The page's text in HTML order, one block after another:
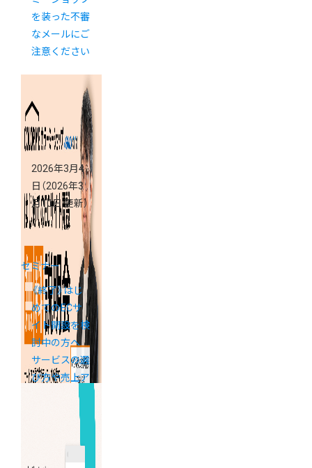
を装った不審
なメールにご
注意ください
2026年3月4
日 （2026年3
月10日 更新）
セミナー
《終了》はじ
めてのECサ
イト開設を検
討中の方へ
サービスの選
び方や売上ア
ップの基礎が
プ説明会」開
催